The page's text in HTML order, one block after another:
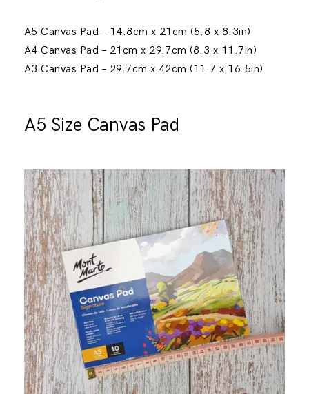
A5 Canvas Pad – 14.8cm x 21cm (5.8 x 8.3in)
A4 Canvas Pad – 21cm x 29.7cm (8.3 x 11.7in)
A3 Canvas Pad – 29.7cm x 42cm (11.7 x 16.5in)
A5 Size Canvas Pad